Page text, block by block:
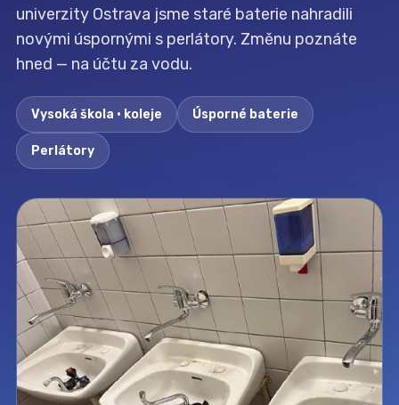
univerzity Ostrava jsme staré baterie nahradili
novými úspornými s perlátory. Změnu poznáte
hned — na účtu za vodu.
Vysoká škola · koleje Úsporné baterie
Perlátory